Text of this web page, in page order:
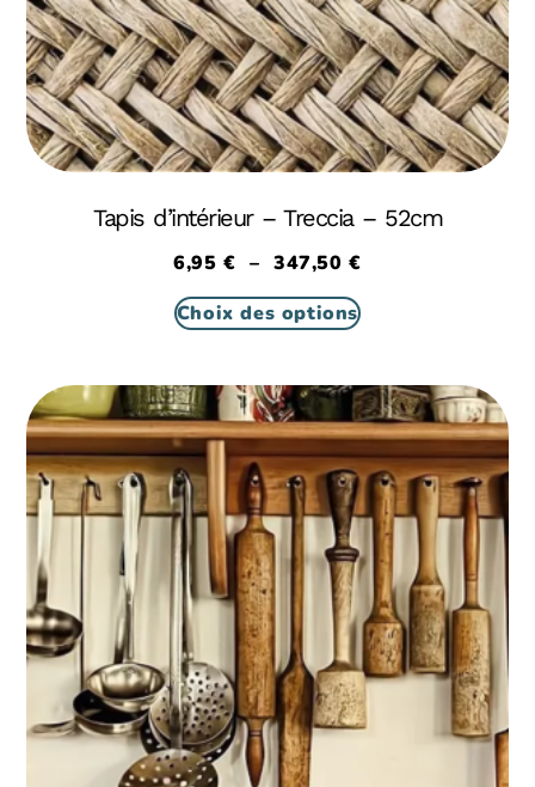
Tapis d’intérieur – Treccia – 52cm
6,95€ – 347,50€
Choix des options